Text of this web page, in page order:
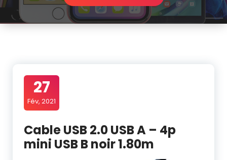
27
Fév, 2021
Cable USB 2.0 USB A – 4p
mini USB B noir 1.80m